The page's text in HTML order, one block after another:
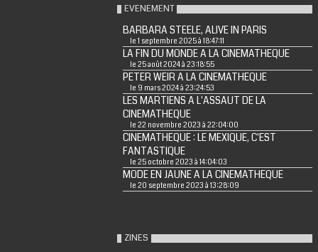
EVENEMENT
BARBARA STEELE, ALIVE IN PARIS
le 1 septembre 2025 à 18:47:11
LA FIN DU MONDE A LA CINEMATHEQUE
le 25 août 2024 à 23:18:55
PETER WEIR A LA CINEMATHEQUE
le 9 mars 2024 à 23:24:53
LES MARTIENS A L'ASSAUT DE LA
CINEMATHEQUE
le 22 novembre 2023 à 22:04:00
CINEMATHEQUE : LE MEXIQUE, C'EST
FANTASTIQUE
le 25 octobre 2023 à 14:04:03
MODE EN JAUNE A LA CINEMATHEQUE
le 20 septembre 2023 à 13:28:09
ZINES